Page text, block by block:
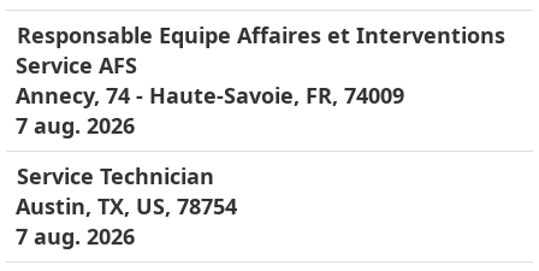
Responsable Equipe Affaires et Interventions
Service AFS
Annecy, 74 - Haute-Savoie, FR, 74009
7 aug. 2026
Service Technician
Austin, TX, US, 78754
7 aug. 2026